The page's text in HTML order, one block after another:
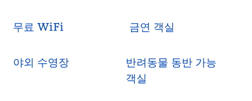
무료 WiFi 금연 객실
야외 수영장
반려동물 동반 가능
객실